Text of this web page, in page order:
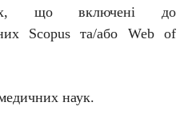
що включені до
Scopus та/або Web of
наук.